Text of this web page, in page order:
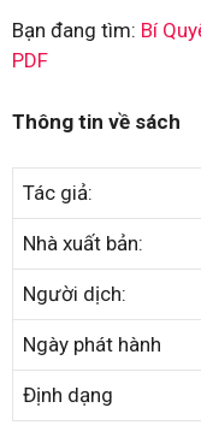
Bạn đang tìm: Bí
PDF
Thông tin về sách
Tác giả:
Nhà xuất bản:
Người dịch:
Ngày phát hành
Định dạng